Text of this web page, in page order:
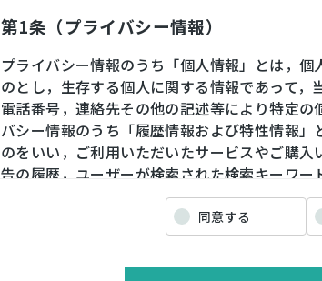
第1条（プライバシー情報）
プライバシー情報のうち「個人情報」とは，
のとし，生存する個人に関する情報であって，
電話番号，連絡先その他の記述等により特定
バシー情報のうち「履歴情報および特性情報
のをいい，ご利用いただいたサービスやご購
告の履歴，ユーザーが検索された検索キーワ
境，郵便番号や性別，職業，年齢，ユーザー
末の個体識別情報などを指します。
第２条（プライバシー情報の収集方法）
同意する